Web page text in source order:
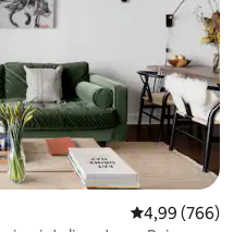
4,99 de uma
4,99 (766)